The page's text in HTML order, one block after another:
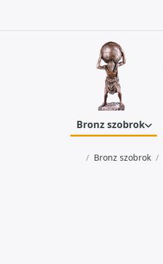
Bronz szobrok
Kezdőlap
Bronz szobrok